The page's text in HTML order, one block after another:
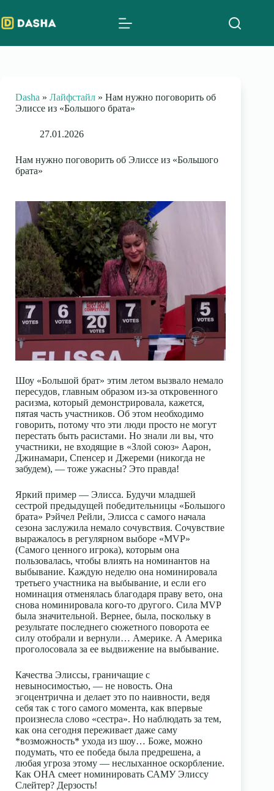
to
content
Dasha » Лайфстайл » Нам нужно поговорить об
Элиссе из «Большого брата»
27.01.2026
Нам нужно поговорить об Элиссе из «Большого
брата»
Шоу «Большой брат» этим летом вызвало немало
пересудов, главным образом из-за откровенного
расизма, который демонстрировала, кажется,
пятая часть участников. Об этом необходимо
говорить, потому что эти люди просто не могут
перестать быть расистами. Но знали ли вы, что
участники, не входящие в «Злой союз» Аарон,
Джинамари, Спенсер и Джереми (никогда не
забудем), — тоже ужасны? Это правда!
Яркий пример — Элисса. Будучи младшей
сестрой предыдущей победительницы «Большого
брата» Рэйчел Рейли, Элисса с самого начала
сезона заслужила немало сочувствия. Сочувствие
выражалось в регулярном выборе «MVP»
(Самого ценного игрока), которым она
пользовалась, чтобы влиять на номинантов на
выбывание. Каждую неделю она номинировала
третьего участника на выбывание, и если его
номинация отменялась благодаря праву вето, она
снова номинировала кого-то другого. Сила MVP
была значительной. Вернее, была, поскольку в
результате последнего сюжетного поворота ее
силу отобрали и вернули… Америке. А Америка
проголосовала за ее выдвижение на выбывание.
Качества Элиссы, граничащие с
невыносимостью, — не новость. Она
эгоцентрична и делает это по наивности, ведя
себя так с того самого момента, как впервые
произнесла слово «сестра». Но наблюдать за тем,
как она сегодня переживает даже саму
*возможность* ухода из шоу… Боже, можно
подумать, что ее победа была предрешена, а
любая угроза этому — неслыханное оскорбление.
Как ОНА смеет номинировать САМУ Элиссу
Слейтер? Дерзость!